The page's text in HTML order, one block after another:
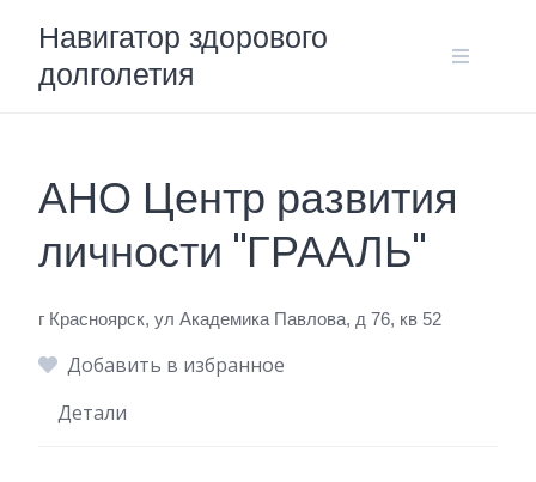
content
Навигатор здорового
долголетия
АНО Центр развития
личности "ГРААЛЬ"
г Красноярск, ул Академика Павлова, д 76, кв 52
Добавить в избранное
Детали